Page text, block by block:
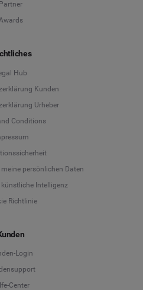
Partner
Hub
Kunden
Urheber
Conditions
persönlichen Daten
Intelligenz
Richtlinie
Login
Center
Deutsch